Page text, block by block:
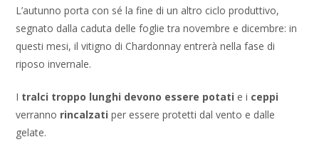
L’autunno porta con sé la fine di un altro ciclo produttivo,
segnato dalla caduta delle foglie tra novembre e dicembre: in
questi mesi, il vitigno di Chardonnay entrerà nella fase di
riposo invernale.
I tralci troppo lunghi devono essere potati e i ceppi
verranno rincalzati per essere protetti dal vento e dalle
gelate.